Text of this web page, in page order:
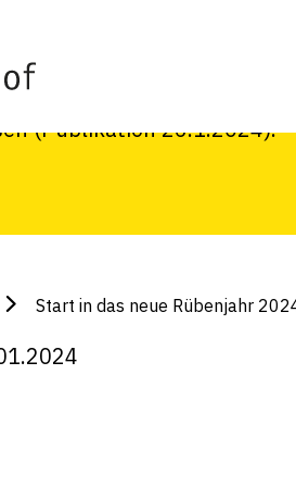
Herbst mit vielen
geerntet werden.
sind einige Verträge
(Publikation 26.1.2024).
Start in das neue Rübenjahr